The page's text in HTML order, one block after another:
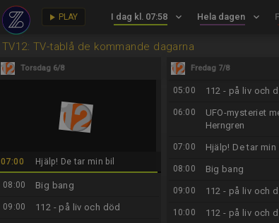
play_arrow PLAY I dag kl. 07:58 keyboard_arrow_down Hela dagen keyboard_arrow_down
TV12: TV-tablå de kommande dagarna
Torsdag 6/8
07:00 Hjälp! De tar min bil
08:00 Big bang
09:00 112 - på liv och död
Fredag 7/8
05:00 112 - på liv och
06:00
UFO-mysteriet
Herngren
07:00 Hjälp! De tar min
08:00 Big bang
09:00 112 - på liv och
10:00 112 - på liv och